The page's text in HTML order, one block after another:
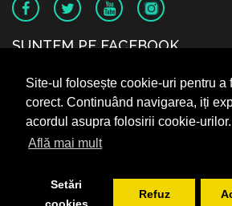
Site-ul folosește cookie-uri pentru a
corect. Continuând navigarea, iți
acordul asupra folosirii cookie-urilor.
Află mai mult
Setări
Refuz
SUNTEM PE FACEBOOK